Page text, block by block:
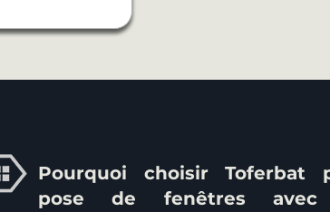
Pourquoi choisir Toferbat
pose de fenêtres avec